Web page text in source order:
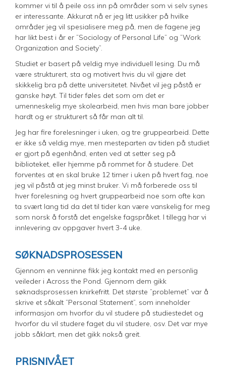
kommer vi til å peile oss inn på områder som vi selv synes
er interessante. Akkurat nå er jeg litt usikker på hvilke
områder jeg vil spesialisere meg på, men de fagene jeg
har likt best i år er ”Sociology of Personal Life” og ”Work
Organization and Society”.
Studiet er basert på veldig mye individuell lesing. Du må
være strukturert, sta og motivert hvis du vil gjøre det
skikkelig bra på dette universitetet. Nivået vil jeg påstå er
ganske høyt. Til tider føles det som om det er
umenneskelig mye skolearbeid, men hvis man bare jobber
hardt og er strukturert så får man alt til.
Jeg har fire forelesninger i uken, og tre gruppearbeid. Dette
er ikke så veldig mye, men mesteparten av tiden på studiet
er gjort på egenhånd, enten ved at setter seg på
biblioteket, eller hjemme på rommet for å studere. Det
forventes at en skal bruke 12 timer i uken på hvert fag, noe
jeg vil påstå at jeg minst bruker. Vi må forberede oss til
hver forelesning og hvert gruppearbeid noe som ofte kan
ta svært lang tid da det til tider kan være vanskelig for meg
som norsk å forstå det engelske fagspråket. I tillegg har vi
innlevering av oppgaver hvert 3-4 uke.
SØKNADSPROSESSEN
Gjennom en venninne fikk jeg kontakt med en personlig
veileder i Across the Pond. Gjennom dem gikk
søknadsprosessen knirkefritt. Det største ”problemet” var å
skrive et såkalt ”Personal Statement”, som inneholder
informasjon om hvorfor du vil studere på studiestedet og
hvorfor du vil studere faget du vil studere, osv. Det var mye
jobb såklart, men det gikk nokså greit.
PRISNIVÅET